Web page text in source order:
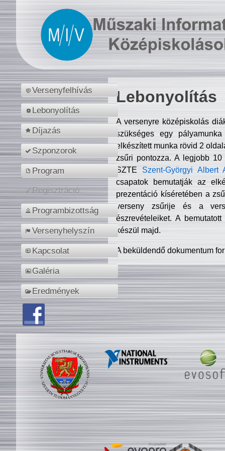
Versenyfelhívás
Lebonyolítás
Díjazás
Szponzorok
Program
Regisztráció
Programbizottság
Versenyhelyszín
Kapcsolat
Galéria
Eredmények
Lebonyolítás
A versenyre középiskolás
szükséges egy
elkészített munka rövid 2
zsűri pontozza. A legjobb
SZTE Szent-Györgyi Albert
csapatok bemutatják az
prezentáció kíséretében a
verseny zsűrije és a
észrevételeiket. A
készül majd.
A beküldendő dokumentum